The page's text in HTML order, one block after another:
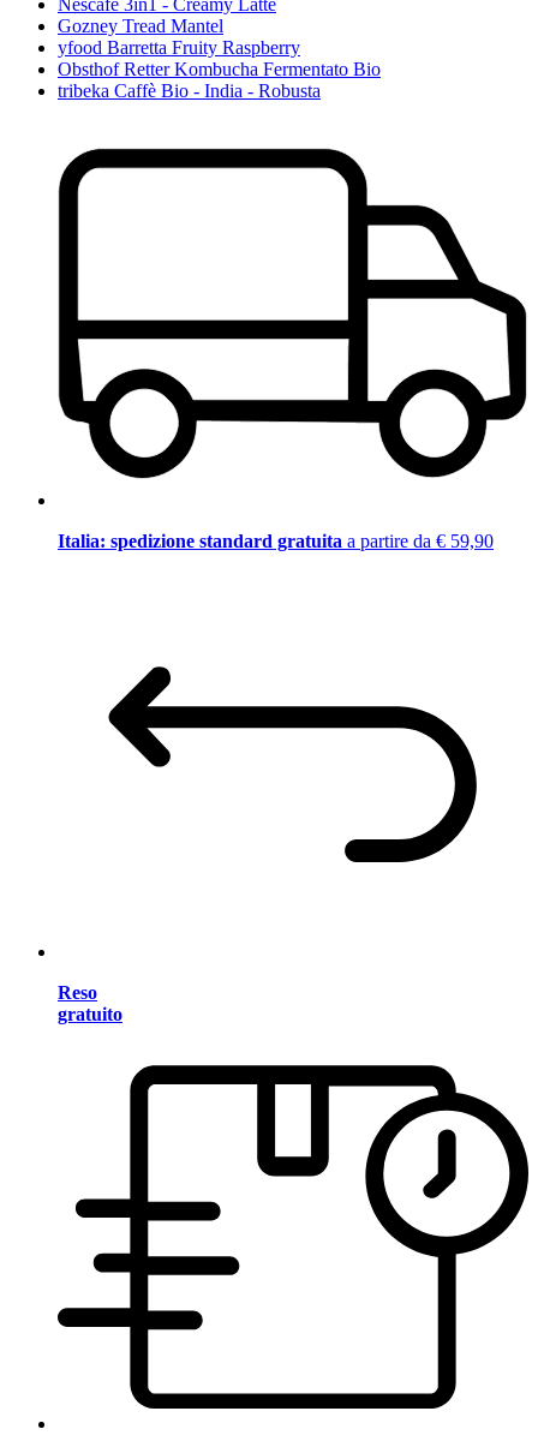
Gozney Tread Mantel
yfood Barretta Fruity Raspberry
Obsthof Retter Kombucha Fermentato Bio
tribeka Caffè Bio - India - Robusta
Italia: spedizione standard gratuita a partire da € 59,90
Reso
gratuito